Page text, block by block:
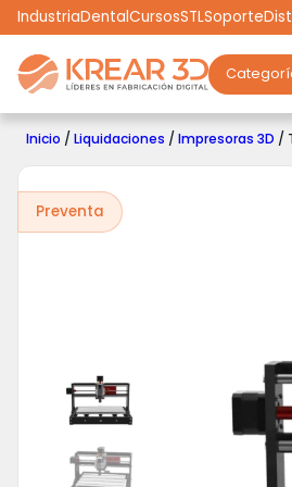
IndustriaDentalCursosSTLSoporte
Marcas Impresoras 3D
Robótica
Scooters
Inicio / Liquidaciones / Impresoras 3D /
Preventa